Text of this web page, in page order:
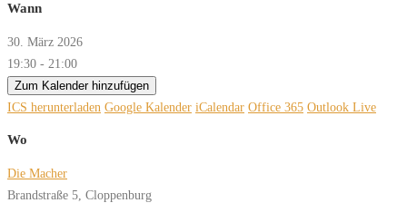
Wann
30. März 2026
19:30 - 21:00
Zum Kalender hinzufügen
ICS herunterladen Google Kalender iCalendar Office 365 Outlook Live
Wo
Die Macher
Brandstraße 5, Cloppenburg